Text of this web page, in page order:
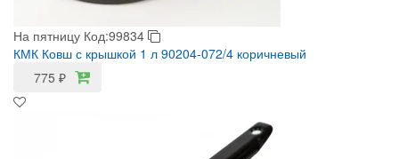
На пятницу Код:99834
КМК Ковш с крышкой 1 л 90204-072/4 коричневый
775 ₽